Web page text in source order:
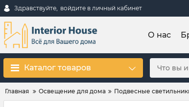
Здравствуйте, войдите в личный кабинет
О нас
Каталог товаров
Главная Освещение для дома Подвесные